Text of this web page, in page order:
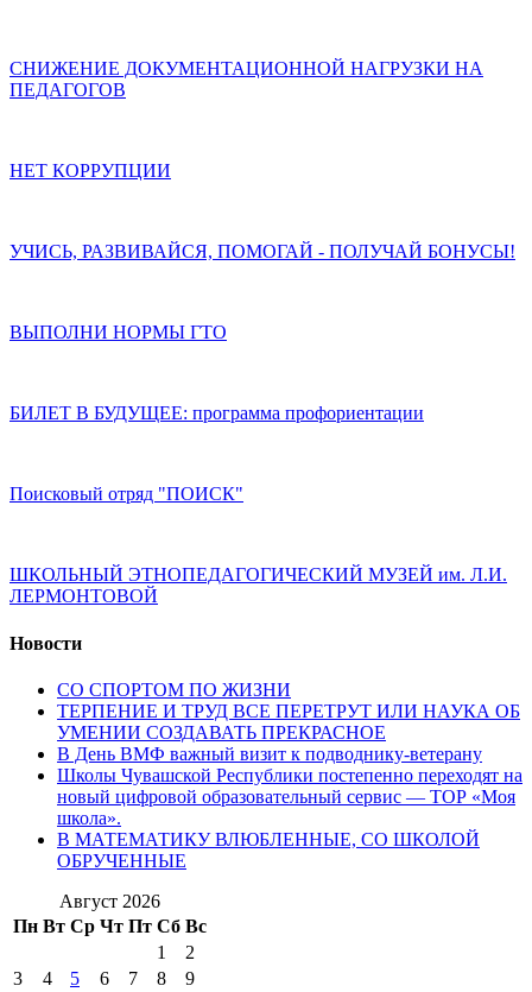
СНИЖЕНИЕ ДОКУМЕНТАЦИОННОЙ НАГРУЗКИ НА
ПЕДАГОГОВ
НЕТ КОРРУПЦИИ
УЧИСЬ, РАЗВИВАЙСЯ, ПОМОГАЙ - ПОЛУЧАЙ БОНУСЫ!
ВЫПОЛНИ НОРМЫ ГТО
БИЛЕТ В БУДУЩЕЕ: программа профориентации
Поисковый отряд "ПОИСК"
ШКОЛЬНЫЙ ЭТНОПЕДАГОГИЧЕСКИЙ МУЗЕЙ им. Л.И.
ЛЕРМОНТОВОЙ
Новости
СО СПОРТОМ ПО ЖИЗНИ
ТЕРПЕНИЕ И ТРУД ВСЕ ПЕРЕТРУТ ИЛИ НАУКА ОБ
УМЕНИИ СОЗДАВАТЬ ПРЕКРАСНОЕ
В День ВМФ важный визит к подводнику-ветерану
Школы Чувашской Республики постепенно переходят на
новый цифровой образовательный сервис — ТОР «Моя
школа».
В МАТЕМАТИКУ ВЛЮБЛЕННЫЕ, СО ШКОЛОЙ
ОБРУЧЕННЫЕ
Август 2026
Пн Вт Ср Чт Пт Сб Вс
1
2
3
4 5 6 7 8
9